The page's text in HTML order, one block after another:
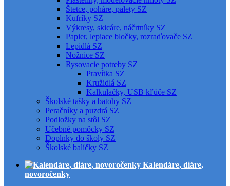
Štetce, poháre, palety SZ
Kufríky SZ
Výkresy, skicáre, náčrtníky SZ
Papier, lepiace bločky, rozraďovače SZ
Lepidlá SZ
Nožnice SZ
Rysovacie potreby SZ
Pravítka SZ
Kružidlá SZ
Kalkulačky, USB kľúče SZ
Školské tašky a batohy SZ
Peračníky a puzdrá SZ
Podložky na stôl SZ
Učebné pomôcky SZ
Doplnky do školy SZ
Školské balíčky SZ
Kalendáre, diáre,
novoročenky